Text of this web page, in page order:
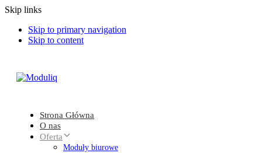
Skip links
Skip to primary navigation
Skip to content
Strona Główna
O nas
Oferta
Moduły biurowe